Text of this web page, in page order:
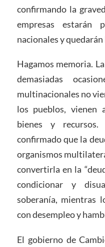
confirmando la
empresas estarán
nacionales y
Hagamos memoria.
demasiadas
multinacionales no
los pueblos, vienen
bienes y
confirmado que la
organismos
convertirla en la
condicionar y
soberanía, mientras
con desempleo y
El gobierno de